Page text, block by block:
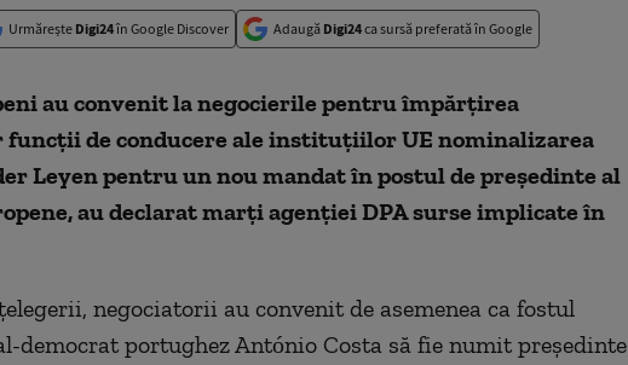
Urmărește Digi24în Google Discover Adaugă Digi24ca sursă preferată în Google
au convenit la negocierile pentru împărţirea
de conducere ale instituţiilor UE nominalizarea
Leyen pentru un nou mandat în postul de preşedinte al
au declarat marţi agenţiei DPA surse implicate în
negociatorii au convenit de asemenea ca fostul
democrat portughez António Costa să fie numit preşedinte